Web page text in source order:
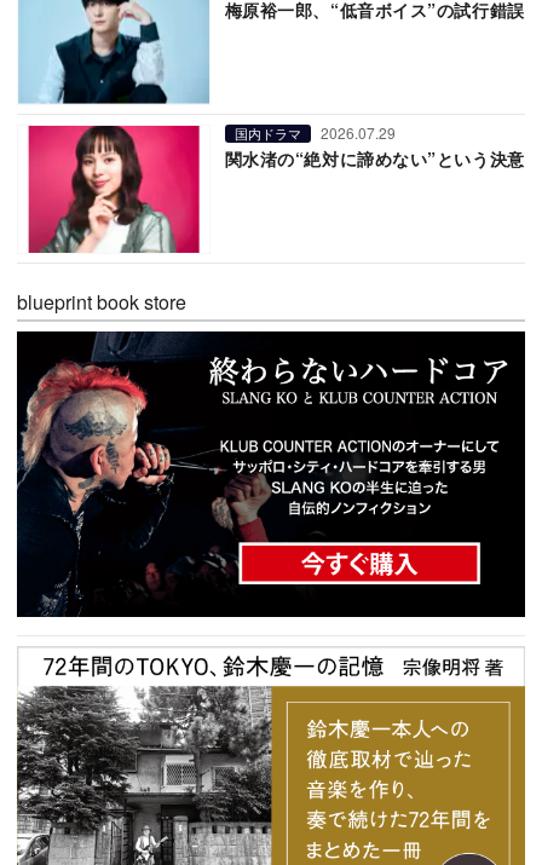
梅原裕一郎、“低音ボイス”の試行錯誤
国内ドラマ 2026.07.29
関水渚の“絶対に諦めない”という決意
blueprint book store